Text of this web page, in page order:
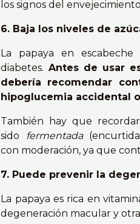
los signos del
6. Baja los niveles de
La papaya en
diabetes. Antes de usar
debería recomendar
hipoglucemia accidental
También hay que
sido
fermentada
con moderación, ya que
7. Puede prevenir la
La papaya es rica en
degeneración macular y